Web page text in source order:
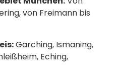
von Freimann bis
Garching, Ismaning,
Eching,